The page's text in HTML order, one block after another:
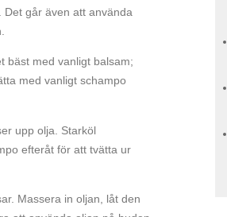
går även att använda
bäst med vanligt balsam;
med vanligt schampo
upp olja. Starköl
efteråt för att tvätta ur
Massera in oljan, låt den